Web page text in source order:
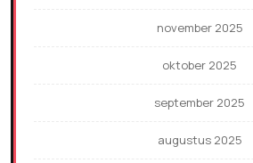
november 2025
oktober 2025
september 2025
augustus 2025